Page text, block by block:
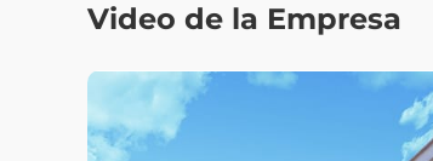
Video de la Empresa